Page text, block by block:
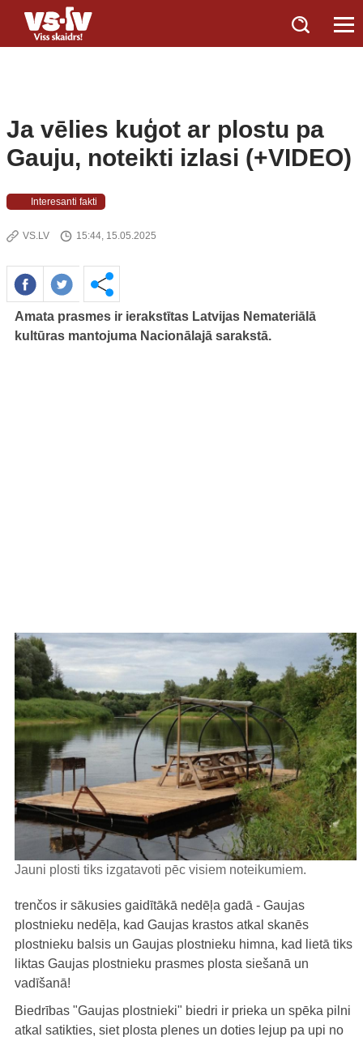
Ja vēlies kuģot ar plostu pa
Gauju, noteikti izlasi (+VIDEO)
Interesanti fakti
VS.LV 15:44, 15.05.2025
Amata prasmes ir ierakstītas Latvijas Nemateriālā
kultūras mantojuma Nacionālajā sarakstā.
Jauni plosti tiks izgatavoti pēc visiem noteikumiem.
trenčos ir sākusies gaidītākā nedēļa gadā - Gaujas
plostnieku nedēļa, kad Gaujas krastos atkal skanēs
plostnieku balsis un Gaujas plostnieku himna, kad lietā tiks
liktas Gaujas plostnieku prasmes plosta siešanā un
vadīšanā!
Biedrības "Gaujas plostnieki" biedri ir prieka un spēka pilni
atkal satikties, siet plosta plenes un doties lejup pa upi no